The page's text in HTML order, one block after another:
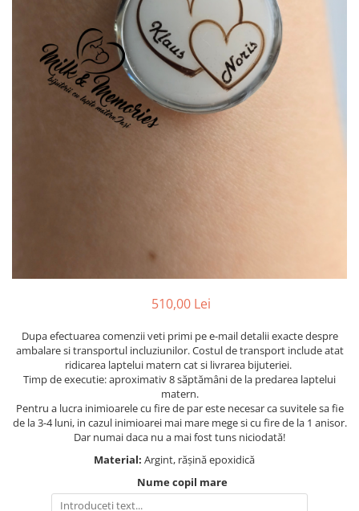
Seturi din argint
Seturi din aur
510,00 Lei
Dupa efectuarea comenzii veti primi pe e-mail detalii exacte despre
ambalare si transportul incluziunilor. Costul de transport include atat
ridicarea laptelui matern cat si livrarea bijuteriei.
Timp de executie: aproximativ 8 săptămâni de la predarea laptelui
matern.
Pentru a lucra inimioarele cu fire de par este necesar ca suvitele sa fie
de la 3-4 luni, in cazul inimioarei mai mare mege si cu fire de la 1 anisor.
Dar numai daca nu a mai fost tuns niciodată!
Material: Argint, rășină epoxidică
Nume copil mare